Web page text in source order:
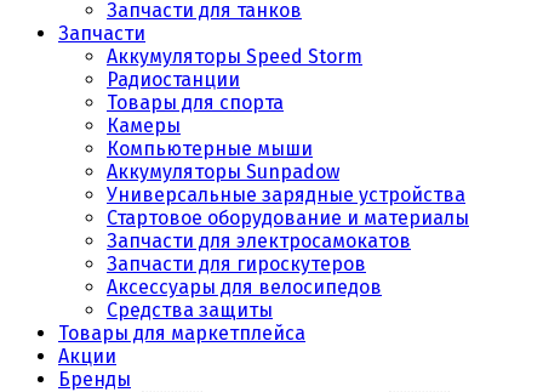
Запчасти для танков
Запчасти
Аккумуляторы Speed Storm
Радиостанции
Товары для спорта
Камеры
Компьютерные мыши
Аккумуляторы Sunpadow
Универсальные зарядные устройства
Стартовое оборудование и материалы
Запчасти для электросамокатов
Запчасти для гироскутеров
Аксессуары для велосипедов
Средства защиты
Товары для маркетплейса
Акции
Бренды